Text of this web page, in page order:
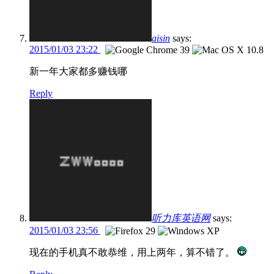
aisin says:
2015/01/03 23:22
新一年大家都多赚钱哪
Reply
听力库英语网 says:
2015/01/03 23:56
现在的手机真不敢恭维，用上两年，算不错了。